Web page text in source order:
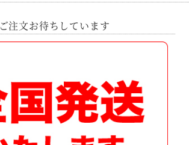
ご注文お待ちしています